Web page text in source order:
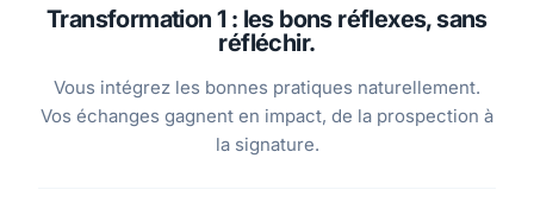
Transformation 1 : les bons réflexes, sans
réfléchir.
Vous intégrez les bonnes pratiques naturellement.
Vos échanges gagnent en impact, de la prospection à
la signature.